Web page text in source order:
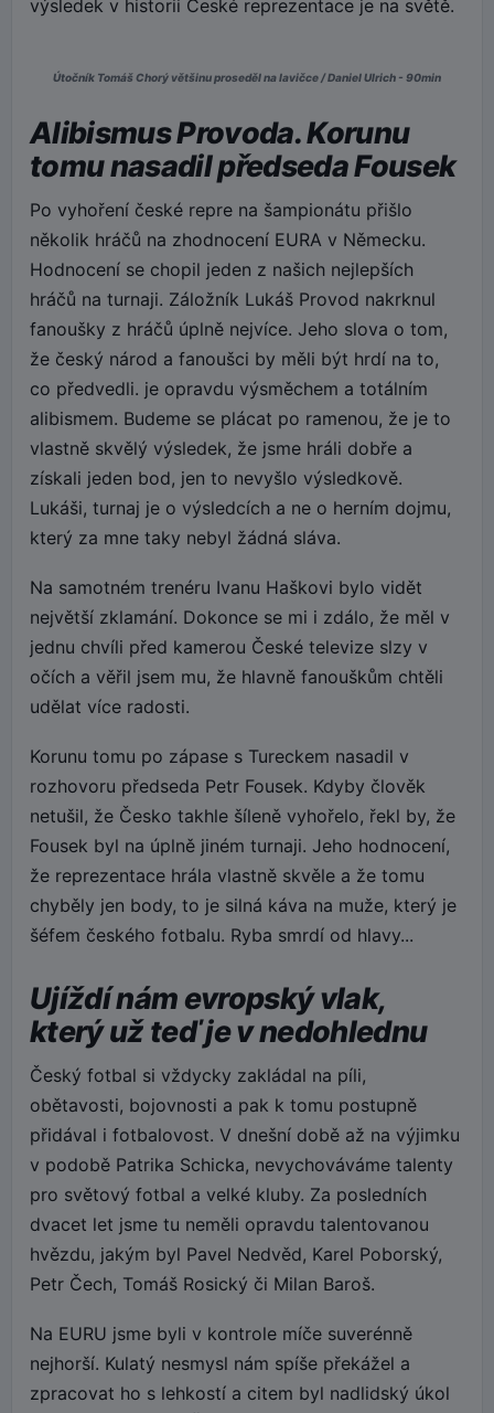
výsledek v historii České reprezentace je na světě.
Útočník Tomáš Chorý většinu proseděl na lavičce / Daniel Ulrich - 90min
Alibismus Provoda. Korunu
tomu nasadil předseda Fousek
Po vyhoření české repre na šampionátu přišlo
několik hráčů na zhodnocení EURA v Německu.
Hodnocení se chopil jeden z našich nejlepších
hráčů na turnaji. Záložník Lukáš Provod nakrknul
fanoušky z hráčů úplně nejvíce. Jeho slova o tom,
že český národ a fanoušci by měli být hrdí na to,
co předvedli. je opravdu výsměchem a totálním
alibismem. Budeme se plácat po ramenou, že je to
vlastně skvělý výsledek, že jsme hráli dobře a
získali jeden bod, jen to nevyšlo výsledkově.
Lukáši, turnaj je o výsledcích a ne o herním dojmu,
který za mne taky nebyl žádná sláva.
Na samotném trenéru Ivanu Haškovi bylo vidět
největší zklamání. Dokonce se mi i zdálo, že měl v
jednu chvíli před kamerou České televize slzy v
očích a věřil jsem mu, že hlavně fanouškům chtěli
udělat více radosti.
Korunu tomu po zápase s Tureckem nasadil v
rozhovoru předseda Petr Fousek. Kdyby člověk
netušil, že Česko takhle šíleně vyhořelo, řekl by, že
Fousek byl na úplně jiném turnaji. Jeho hodnocení,
že reprezentace hrála vlastně skvěle a že tomu
chyběly jen body, to je silná káva na muže, který je
šéfem českého fotbalu. Ryba smrdí od hlavy...
Ujíždí nám evropský vlak,
který už teď je v nedohlednu
Český fotbal si vždycky zakládal na píli,
obětavosti, bojovnosti a pak k tomu postupně
přidával i fotbalovost. V dnešní době až na výjimku
v podobě Patrika Schicka, nevychováváme talenty
pro světový fotbal a velké kluby. Za posledních
dvacet let jsme tu neměli opravdu talentovanou
hvězdu, jakým byl Pavel Nedvěd, Karel Poborský,
Petr Čech, Tomáš Rosický či Milan Baroš.
Na EURU jsme byli v kontrole míče suverénně
nejhorší. Kulatý nesmysl nám spíše překážel a
zpracovat ho s lehkostí a citem byl nadlidský úkol